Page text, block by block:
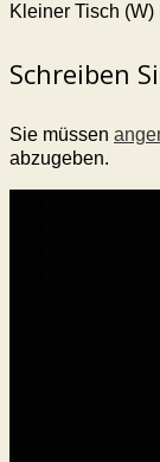
Kleiner Tisch (W)
Schreiben
Sie müssen
abzugeben.